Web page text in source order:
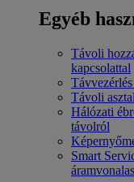
Egyéb
Távoli
kapcsolattal
Távvezérlés
Távoli asztal
Hálózati
távolról
Smart